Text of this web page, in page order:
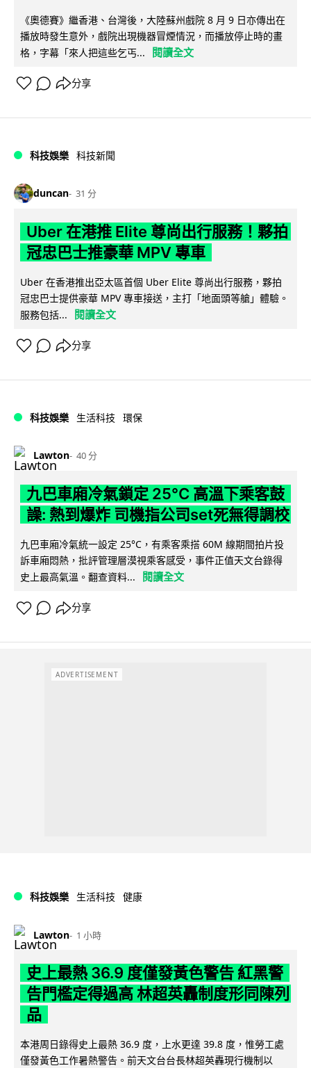
《奧德賽》繼香港、台灣後，大陸蘇州戲院 8 月 9 日亦傳出在
播放時發生意外，戲院出現機器冒煙情況，而播放停止時的畫
格，字幕「來人把這些乞丐...
閱讀全文
分享
科技娛樂 科技新聞
duncan 31 分
Uber 在港推 Elite 尊尚出行服務！夥拍
冠忠巴士推豪華 MPV 專車
Uber 在香港推出亞太區首個 Uber Elite 尊尚出行服務，夥拍
冠忠巴士提供豪華 MPV 專車接送，主打「地面頭等艙」體驗。
服務包括...
閱讀全文
分享
科技娛樂 生活科技 環保
Lawton 40 分
九巴車廂冷氣鎖定 25°C 高溫下乘客鼓
譟: 熱到爆炸 司機指公司set死無得調校
九巴車廂冷氣統一設定 25°C，有乘客乘搭 60M 線期間拍片投
訴車廂悶熱，批評管理層漠視乘客感受，事件正值天文台錄得
史上最高氣溫。翻查資料...
閱讀全文
分享
ADVERTISEMENT
科技娛樂 生活科技 健康
Lawton 1 小時
史上最熱 36.9 度僅發黃色警告 紅黑警
告門檻定得過高 林超英轟制度形同陳列
品
本港周日錄得史上最熱 36.9 度，上水更達 39.8 度，惟勞工處
僅發黃色工作暑熱警告。前天文台台長林超英轟現行機制以